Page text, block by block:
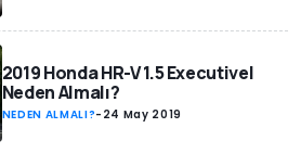
2019 Honda HR-V 1.5 Executive|
Neden Almalı?
NEDEN ALMALI?- 24 May 2019